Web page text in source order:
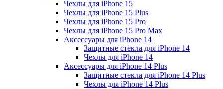
Чехлы для iPhone 15
Чехлы для iPhone 15 Plus
Чехлы для iPhone 15 Pro
Чехлы для iPhone 15 Pro Max
Аксессуары для iPhone 14
Защитные стекла для iPhone 14
Чехлы для iPhone 14
Аксессуары для iPhone 14 Plus
Защитные стекла для iPhone 14 Plus
Чехлы для iPhone 14 Plus